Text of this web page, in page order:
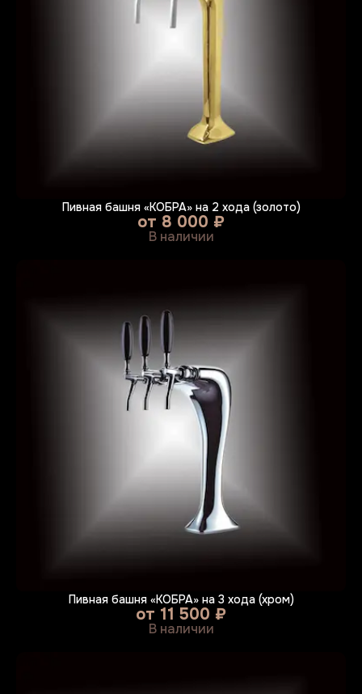
Пивная башня «КОБРА» на 2 хода (золото)
от 8 000 ₽
В наличии
Пивная башня «КОБРА» на 3 хода (хром)
от 11 500 ₽
В наличии